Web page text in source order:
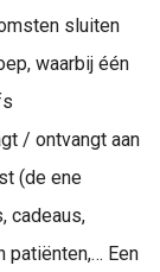
sluiten
waarbij één
/ ontvangt aan
(de ene
cadeaus,
patiënten,… Een